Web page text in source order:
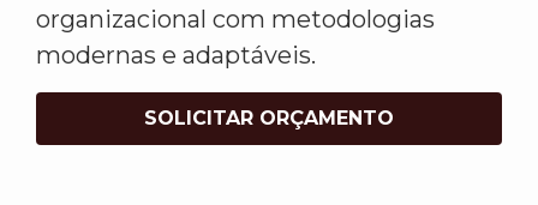
organizacional com metodologias
modernas e adaptáveis.
SOLICITAR ORÇAMENTO